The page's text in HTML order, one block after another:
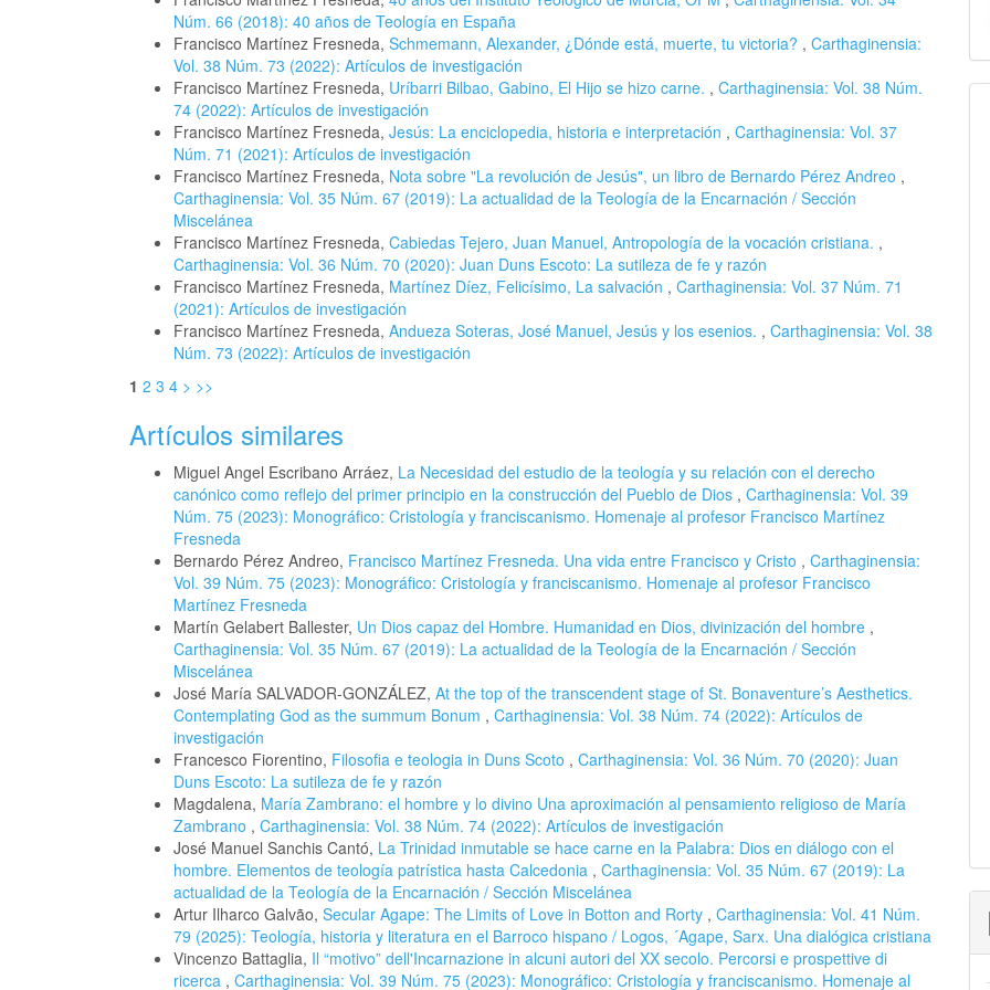
Núm. 66 (2018): 40 años de Teología en España
Francisco Martínez Fresneda, Schmemann, Alexander, ¿Dónde está, muerte, tu victoria? , Carthaginensia:
Vol. 38 Núm. 73 (2022): Artículos de investigación
Francisco Martínez Fresneda, Uríbarri Bilbao, Gabino, El Hijo se hizo carne. , Carthaginensia: Vol. 38 Núm.
74 (2022): Artículos de investigación
Francisco Martínez Fresneda, Jesús: La enciclopedia, historia e interpretación , Carthaginensia: Vol. 37
Núm. 71 (2021): Artículos de investigación
Francisco Martínez Fresneda, Nota sobre "La revolución de Jesús", un libro de Bernardo Pérez Andreo ,
Carthaginensia: Vol. 35 Núm. 67 (2019): La actualidad de la Teología de la Encarnación / Sección
Miscelánea
Francisco Martínez Fresneda, Cabiedas Tejero, Juan Manuel, Antropología de la vocación cristiana. ,
Carthaginensia: Vol. 36 Núm. 70 (2020): Juan Duns Escoto: La sutileza de fe y razón
Francisco Martínez Fresneda, Martínez Díez, Felicísimo, La salvación , Carthaginensia: Vol. 37 Núm. 71
(2021): Artículos de investigación
Francisco Martínez Fresneda, Andueza Soteras, José Manuel, Jesús y los esenios. , Carthaginensia: Vol. 38
Núm. 73 (2022): Artículos de investigación
1 2 3 4 > >>
Artículos similares
Miguel Angel Escribano Arráez, La Necesidad del estudio de la teología y su relación con el derecho
canónico como reflejo del primer principio en la construcción del Pueblo de Dios , Carthaginensia: Vol. 39
Núm. 75 (2023): Monográfico: Cristología y franciscanismo. Homenaje al profesor Francisco Martínez
Fresneda
Bernardo Pérez Andreo, Francisco Martínez Fresneda. Una vida entre Francisco y Cristo , Carthaginensia:
Vol. 39 Núm. 75 (2023): Monográfico: Cristología y franciscanismo. Homenaje al profesor Francisco
Martínez Fresneda
Martín Gelabert Ballester, Un Dios capaz del Hombre. Humanidad en Dios, divinización del hombre ,
Carthaginensia: Vol. 35 Núm. 67 (2019): La actualidad de la Teología de la Encarnación / Sección
Miscelánea
José María SALVADOR-GONZÁLEZ, At the top of the transcendent stage of St. Bonaventure’s Aesthetics.
Contemplating God as the summum Bonum , Carthaginensia: Vol. 38 Núm. 74 (2022): Artículos de
investigación
Francesco Fiorentino, Filosofia e teologia in Duns Scoto , Carthaginensia: Vol. 36 Núm. 70 (2020): Juan
Duns Escoto: La sutileza de fe y razón
Magdalena, María Zambrano: el hombre y lo divino Una aproximación al pensamiento religioso de María
Zambrano , Carthaginensia: Vol. 38 Núm. 74 (2022): Artículos de investigación
José Manuel Sanchis Cantó, La Trinidad inmutable se hace carne en la Palabra: Dios en diálogo con el
hombre. Elementos de teología patrística hasta Calcedonia , Carthaginensia: Vol. 35 Núm. 67 (2019): La
actualidad de la Teología de la Encarnación / Sección Miscelánea
Artur Ilharco Galvão, Secular Agape: The Limits of Love in Botton and Rorty , Carthaginensia: Vol. 41 Núm.
79 (2025): Teología, historia y literatura en el Barroco hispano / Logos, ´Agape, Sarx. Una dialógica cristiana
Vincenzo Battaglia, Il “motivo” dell'Incarnazione in alcuni autori del XX secolo. Percorsi e prospettive di
ricerca , Carthaginensia: Vol. 39 Núm. 75 (2023): Monográfico: Cristología y franciscanismo. Homenaje al